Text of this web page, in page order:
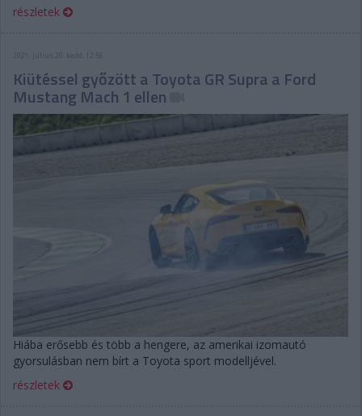
részletek
Kiütéssel győzött a Toyota GR Supra a Ford
Mustang Mach 1 ellen
Hiába erősebb és több a hengere, az amerikai izomautó
gyorsulásban nem bírt a Toyota sport modelljével.
részletek